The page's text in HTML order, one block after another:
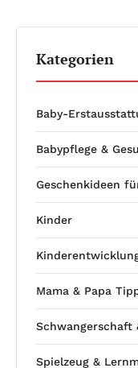
Kategorien
Baby-
Babypflege &
Geschenkideen
Kinder
Mama & Papa
Schwangerschaft
Spielzeug &